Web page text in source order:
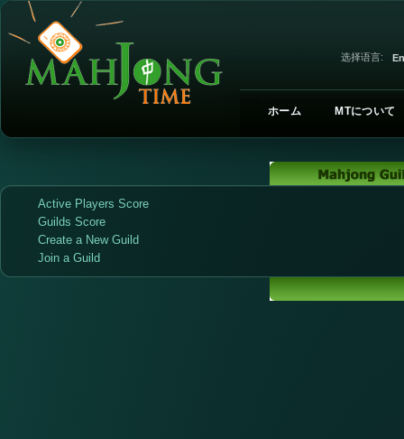
选择语言:
ホーム MTについて
Active Players Score
Guilds Score
Create a New Guild
Join a Guild